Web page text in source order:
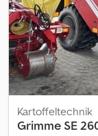
verstellbar (0190)
(0200) Säschar mit
verschleißfesten
Säschares (0230)
durch Einsatzland
Section Control
Legeabstand bzw.
Kartoffeltechnik
Grimme SE